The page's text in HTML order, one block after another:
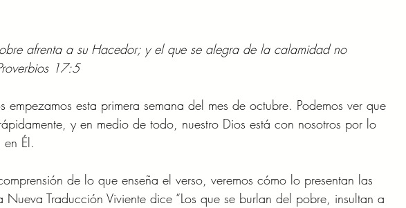
afrenta a su Hacedor; y el que se alegra de la calamidad no
17:5
empezamos esta primera semana del mes de octubre. Podemos ver que
y en medio de todo, nuestro Dios está con nosotros por lo
Él.
de lo que enseña el verso, veremos cómo lo presentan las
Nueva Traducción Viviente dice “Los que se burlan del pobre, insultan a